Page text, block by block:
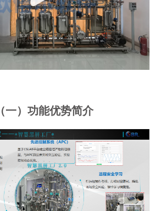
（一）功能优势简介